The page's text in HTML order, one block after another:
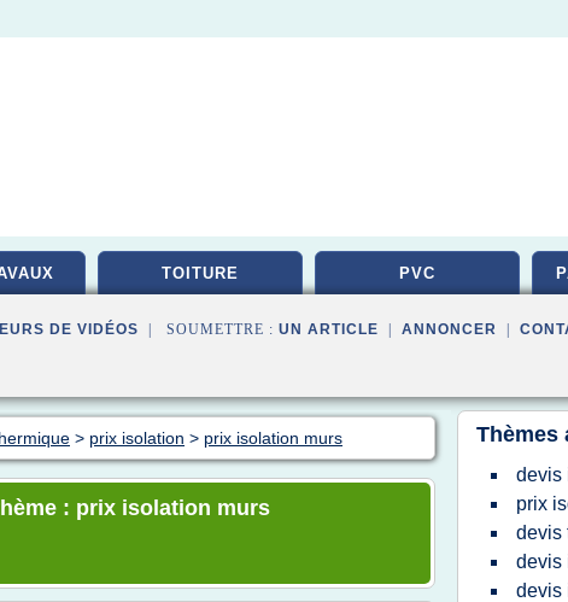
TOITURE PVC
DE VIDÉOS | SOUMETTRE : UN ARTICLE ANNONCER
> prix isolation > prix isolation murs
: prix isolation murs
Thèmes
devis
prix
devis
devis
devis